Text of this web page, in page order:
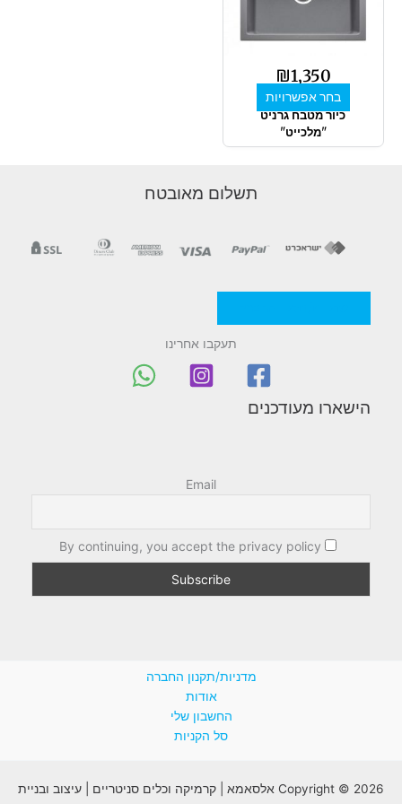
₪1,350
בחר אפשרויות
מספר
ניתן
את
האפשרויות
בעמוד
כיור מטבח גרניט
"מלכייט"
תשלום מאובטח
תעקבו אחרינו
הישארו מעודכנים
Email
By continuing, you accept the privacy policy
מדניות/תקנון החברה
אודות
החשבון שלי
סל הקניות
Copyright © 2026 אלסאמא | קרמיקה וכלים סניטריים | עיצוב ובניית